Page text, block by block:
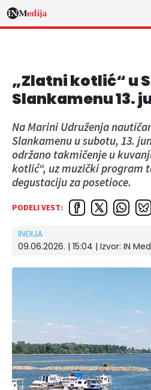
„Zlatni kotlić“ u
Slankamenu 13.
Na Marini Udruženja
Slankamenu u subotu, 13.
održano takmičenje u
kotlić“, uz muzički program
degustaciju za posetioce.
PODELI VEST:
INĐIJA
09.06.2026. | 15:04 | Izvor: IN